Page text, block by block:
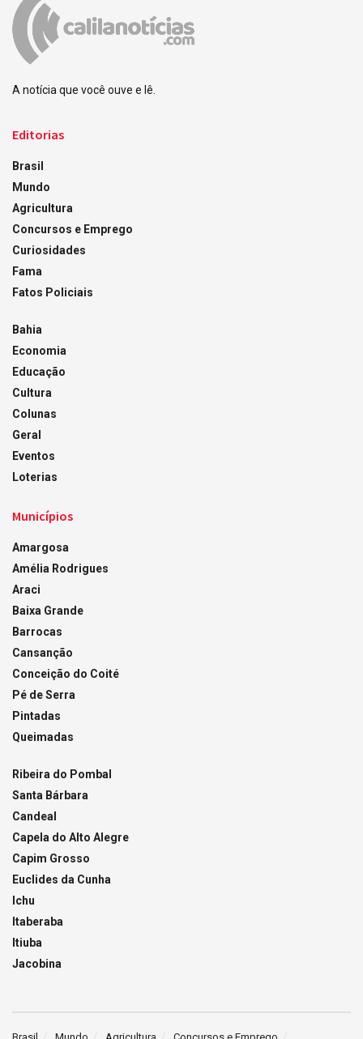
A notícia que você ouve e lê.
Editorias
Brasil
Mundo
Agricultura
Concursos e Emprego
Curiosidades
Fama
Fatos Policiais
Bahia
Economia
Educação
Cultura
Colunas
Geral
Eventos
Loterias
Municípios
Amargosa
Amélia Rodrigues
Araci
Baixa Grande
Barrocas
Cansanção
Conceição do Coité
Pé de Serra
Pintadas
Queimadas
Ribeira do Pombal
Santa Bárbara
Candeal
Capela do Alto Alegre
Capim Grosso
Euclides da Cunha
Ichu
Itaberaba
Itiuba
Jacobina